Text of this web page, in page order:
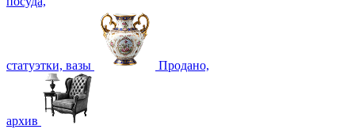
статуэтки, вазы Продано,
архив